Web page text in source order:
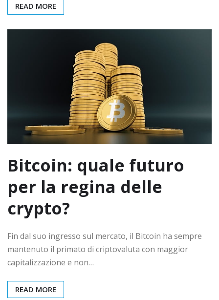
READ MORE
Bitcoin: quale futuro
per la regina delle
crypto?
Fin dal suo ingresso sul mercato, il Bitcoin ha sempre
mantenuto il primato di criptovaluta con maggior
capitalizzazione e non…
READ MORE